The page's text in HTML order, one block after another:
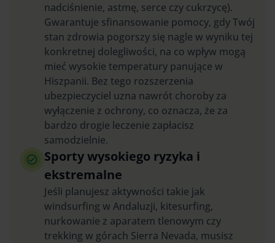
nadciśnienie, astmę, serce czy cukrzycę).
Gwarantuje sfinansowanie pomocy, gdy Twój
stan zdrowia pogorszy się nagle w wyniku tej
konkretnej dolegliwości, na co wpływ mogą
mieć wysokie temperatury panujące w
Hiszpanii. Bez tego rozszerzenia
ubezpieczyciel uzna nawrót choroby za
wyłączenie z ochrony, co oznacza, że za
bardzo drogie leczenie zapłacisz
samodzielnie.
Sporty wysokiego ryzyka i
ekstremalne
Jeśli planujesz aktywności takie jak
windsurfing w Andaluzji, kitesurfing,
nurkowanie z aparatem tlenowym czy
trekking w górach Sierra Nevada, musisz